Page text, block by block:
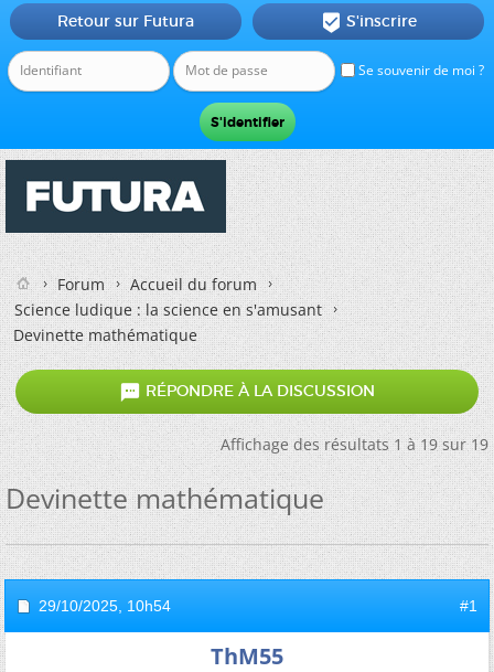
Se souvenir de moi ?
Retour sur Futura  S'inscrire
Forum
Accueil du forum
Science ludique : la science en s'amusant
Devinette mathématique
 RÉPONDRE À LA DISCUSSION
Affichage des résultats 1 à 19 sur 19
Devinette mathématique
29/10/2025, 10h54 #1
ThM55